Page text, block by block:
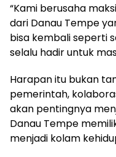
“Kami berusaha
dari Danau Tempe
bisa kembali seperti
selalu hadir untuk
Harapan itu bukan
pemerintah,
akan pentingnya
Danau Tempe
menjadi kolam